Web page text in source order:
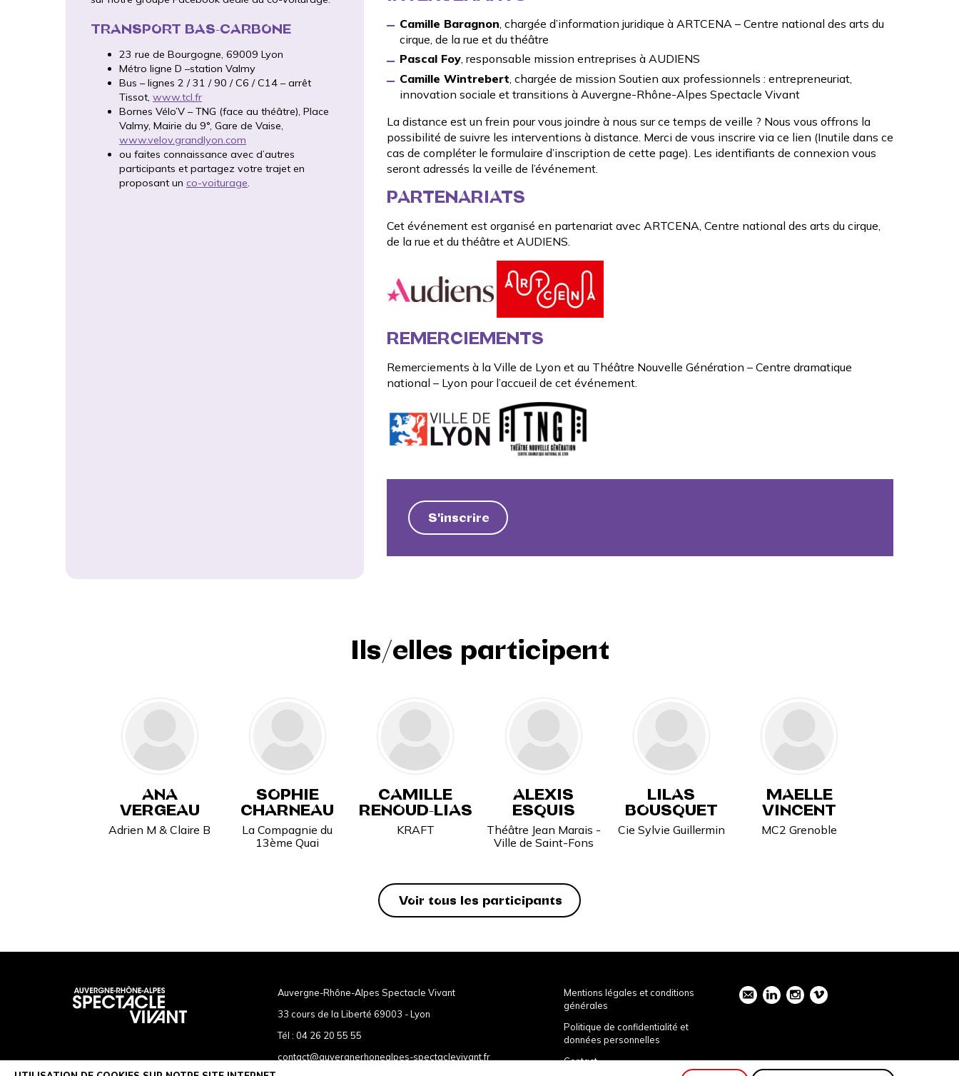
TRANSPORT BAS-CARBONE
23 rue de Bourgogne, 69009 Lyon
Métro ligne D –station Valmy
Bus – lignes 2 / 31 / 90 / C6 / C14 – arrêt
Tissot, www.tcl.fr
Bornes Vélo’V – TNG (face au théâtre), Place
Valmy, Mairie du 9°, Gare de Vaise,
www.velov.grandlyon.com
ou faites connaissance avec d’autres
participants et partagez votre trajet en
proposant un co-voiturage.
Camille Baragnon , chargée d’information juridique à ARTCENA – Centre national des arts du
cirque, de la rue et du théâtre
Pascal Foy, responsable mission entreprises à AUDIENS
Camille Wintrebert , chargée de mission Soutien aux professionnels : entrepreneuriat,
innovation sociale et transitions à Auvergne-Rhône-Alpes Spectacle Vivant
La distance est un frein pour vous joindre à nous sur ce temps de veille ? Nous vous offrons la
possibilité de suivre les interventions à distance. Merci de vous inscrire via ce lien (Inutile dans ce
cas de compléter le formulaire d’inscription de cette page). Les identifiants de connexion vous
seront adressés la veille de l’événement.
PARTENARIATS
Cet événement est organisé en partenariat avec ARTCENA , Centre national des arts du cirque,
de la rue et du théâtre et AUDIENS
REMERCIEMENTS
Remerciements à la Ville de Lyon et au Théâtre Nouvelle Génération – Centre dramatique
national – Lyon pour l’accueil de cet événement.
S'inscrire
Ils/elles participent
ANA
VERGEAU
Adrien M & Claire B
SOPHIE
CHARNEAU
La Compagnie du
13ème Quai
CAMILLE
RENOUD-LIAS
KRAFT
ALEXIS
ESQUIS
Théâtre Jean Marais -
Ville de Saint-Fons
LILAS
BOUSQUET
Cie Sylvie Guillermin
MAELLE
VINCENT
MC2 Grenoble
Voir tous les participants
Auvergne-Rhône-Alpes Spectacle Vivant
33 cours de la Liberté 69003 - Lyon
Tél : 04 26 20 55 55
contact@auvergnerhonealpes-spectaclevivant.fr
Mentions légales et conditions
générales
Politique de confidentialité et
données personnelles
Contact